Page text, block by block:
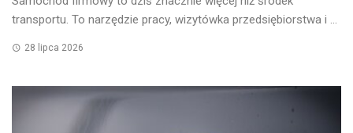
transportu. To narzędzie pracy, wizytówka przedsiębiorstwa i ...
28 lipca 2026